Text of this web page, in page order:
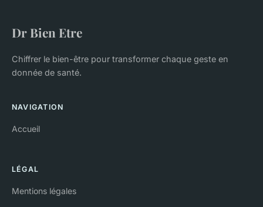
Dr Bien Etre
Chiffrer le bien-être pour transformer chaque geste en
donnée de santé.
NAVIGATION
Accueil
LÉGAL
Mentions légales